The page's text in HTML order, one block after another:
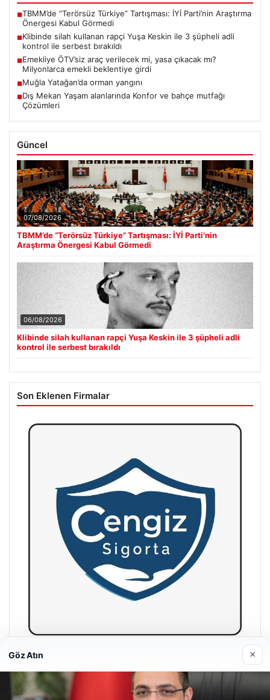
■TBMM’de “Terörsüz Türkiye” Tartışması: İYİ Parti’nin Araştırma
Önergesi Kabul Görmedi
■Klibinde silah kullanan rapçi Yuşa Keskin ile 3 şüpheli adli
kontrol ile serbest bırakıldı
■Emekliye ÖTV’siz araç verilecek mi, yasa çıkacak mı?
Milyonlarca emekli beklentiye girdi
■Muğla Yatağan’da orman yangını
■Dış Mekan Yaşam alanlarında Konfor ve bahçe mutfağı
Çözümleri
Güncel
07/08/2026
TBMM’de “Terörsüz Türkiye” Tartışması: İYİ Parti’nin
Araştırma Önergesi Kabul Görmedi
06/08/2026
Klibinde silah kullanan rapçi Yuşa Keskin ile 3 şüpheli adli
kontrol ile serbest bırakıldı
Son Eklenen Firmalar
Hastaş Beton
26/05/2026
Göz Atın ×